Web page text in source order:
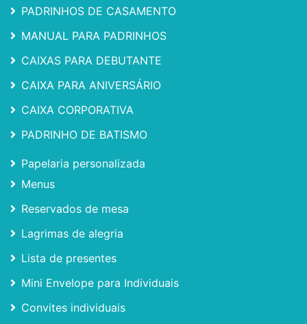
PADRINHOS DE CASAMENTO
MANUAL PARA PADRINHOS
CAIXAS PARA DEBUTANTE
CAIXA PARA ANIVERSÁRIO
CAIXA CORPORATIVA
PADRINHO DE BATISMO
Papelaria personalizada
Menus
Reservados de mesa
Lagrimas de alegria
Lista de presentes
Mini Envelope para Individuais
Convites individuais